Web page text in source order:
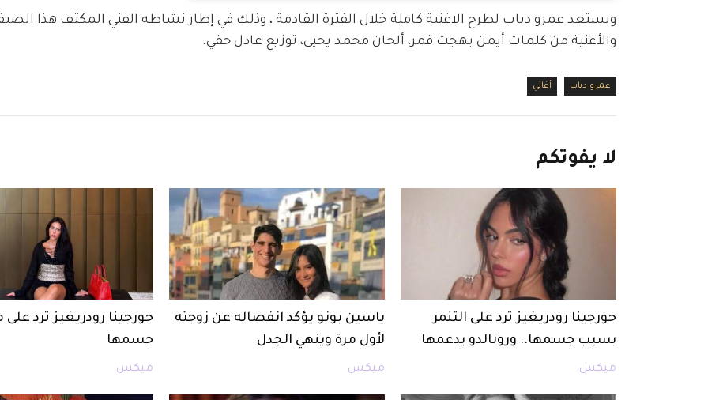
ويستعد عمرو دياب لطرح الاغنية كاملة خلال الفترة القادمة ، وذلك في إطار نشاطه الفني المكثف هذا
والأغنية من كلمات أيمن بهجت قمر، ألحان محمد يحيى، توزيع عادل حقي.
عمرو دياب أغاني
لا يفوتكم
جورجينا رودريغيز ترد على التنمر
بسبب جسمها.. ورونالدو يدعمها
ميكس
ياسين بونو يؤكد انفصاله عن زوجته
لأول مرة وينهي الجدل
ميكس
جورجينا رودريغيز ترد
جسمها
ميكس